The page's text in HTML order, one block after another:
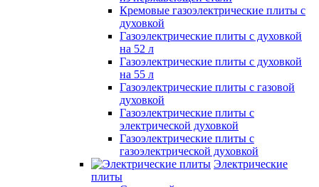
Кремовые газоэлектрические плиты с
духовкой
Газоэлектрические плиты с духовкой
на 52 л
Газоэлектрические плиты с духовкой
на 55 л
Газоэлектрические плиты с газовой
духовкой
Газоэлектрические плиты с
электрической духовкой
Газоэлектрические плиты с
газоэлектрической духовкой
Электрические
плиты